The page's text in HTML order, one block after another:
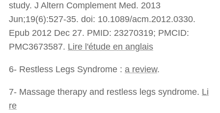
study. J Altern Complement Med. 2013
Jun;19(6):527-35. doi: 10.1089/acm.2012.0330.
Epub 2012 Dec 27. PMID: 23270319; PMCID:
PMC3673587. Lire l'étude en anglais
6- Restless Legs Syndrome : a review.
7- Massage therapy and restless legs syndrome. Li
re